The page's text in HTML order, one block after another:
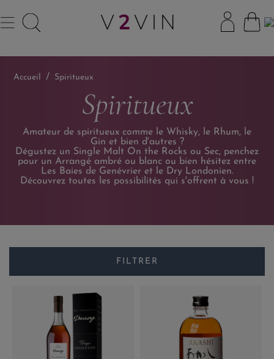
Accueil Spiritueux
Spiritueux
Amateur de spiritueux comme le Whisky, le Rhum, le
Gin et bien d'autres ?
Dégustez un Single Malt On the Rocks ou Sec, penchez
pour un Arrangé ambré ou blanc ou bien hésitez entre
Les Baies de Genévrier et le Dry Londonien.
Découvrez toutes les possibilités qui s'offrent à vous !
FILTRER